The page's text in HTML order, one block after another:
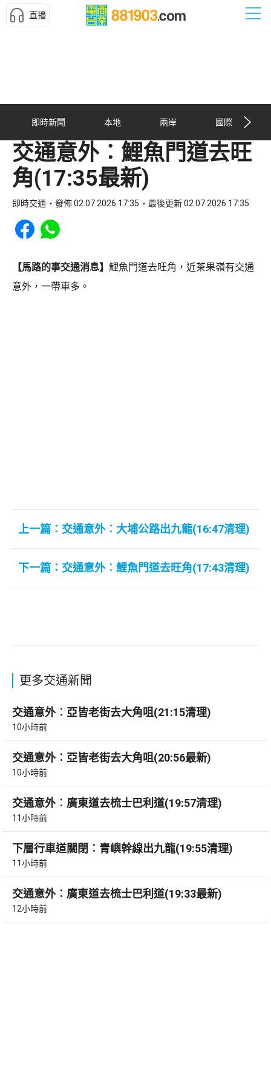
直播
即時新聞 本地 兩岸 國際
交通意外︰鯉魚門道去旺
角(17:35最新)
即時交通 發佈 02.07.2026 17:35 最後更新 02.07.2026 17:35
Share to Facebook
Share to WhatsApp
【馬路的事交通消息】 鯉魚門道去旺角，近茶果嶺有交通
意外，一帶車多。
上一篇：交通意外︰大埔公路出九龍(16:47清理)
下一篇：交通意外︰鯉魚門道去旺角(17:43清理)
更多交通新聞
交通意外︰亞皆老街去大角咀(21:15清理)
10小時前
交通意外︰亞皆老街去大角咀(20:56最新)
10小時前
交通意外︰廣東道去梳士巴利道(19:57清理)
11小時前
下層行車道關閉︰青嶼幹線出九龍(19:55清理)
11小時前
交通意外︰廣東道去梳士巴利道(19:33最新)
12小時前